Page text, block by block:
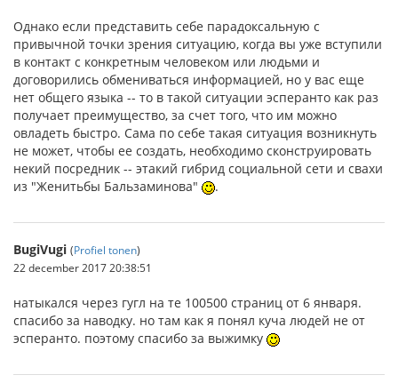
Однако если представить себе парадоксальную с
привычной точки зрения ситуацию, когда вы уже вступили
в контакт с конкретным человеком или людьми и
договорились обмениваться информацией, но у вас еще
нет общего языка -- то в такой ситуации эсперанто как раз
получает преимущество, за счет того, что им можно
овладеть быстро. Сама по себе такая ситуация возникнуть
не может, чтобы ее создать, необходимо сконструировать
некий посредник -- этакий гибрид социальной сети и свахи
из "Женитьбы Бальзаминова"
.
BugiVugi (Profiel tonen)
22 december 2017 20:38:51
натыкался через гугл на те 100500 страниц от 6 января.
спасибо за наводку. но там как я понял куча людей не от
эсперанто. поэтому спасибо за выжимку